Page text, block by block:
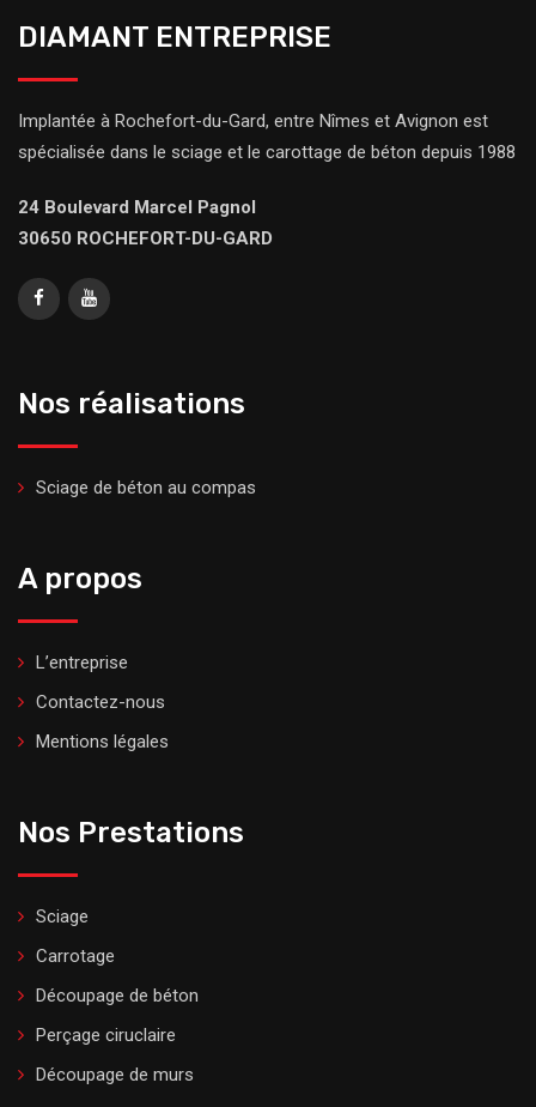
DIAMANT ENTREPRISE
Implantée à Rochefort-du-Gard, entre Nîmes et Avignon est
spécialisée dans le sciage et le carottage de béton depuis 1988
24 Boulevard Marcel Pagnol
30650 ROCHEFORT-DU-GARD
Nos réalisations
Sciage de béton au compas
A propos
L’entreprise
Contactez-nous
Mentions légales
Nos Prestations
Sciage
Carrotage
Découpage de béton
Perçage ciruclaire
Découpage de murs